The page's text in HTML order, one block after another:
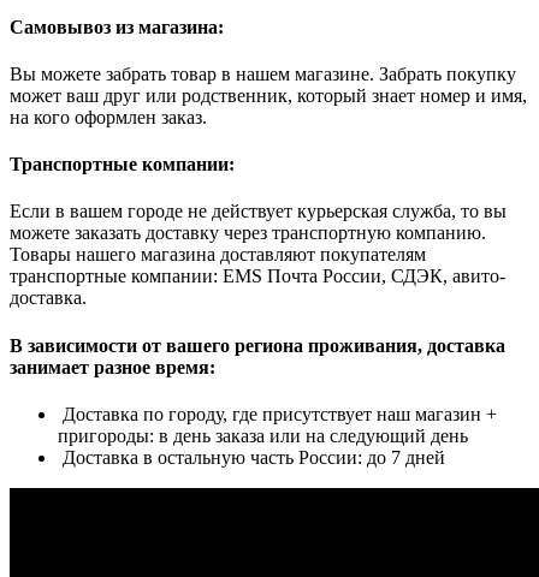
Самовывоз из магазина:
Вы можете забрать товар в нашем магазине. Забрать покупку
может ваш друг или родственник, который знает номер и имя,
на кого оформлен заказ.
Транспортные компании:
Если в вашем городе не действует курьерская служба, то вы
можете заказать доставку через транспортную компанию.
Товары нашего магазина доставляют покупателям
транспортные компании: EMS Почта России, СДЭК, авито-
доставка.
В зависимости от вашего региона проживания, доставка
занимает разное время:
Доставка по городу, где присутствует наш магазин +
пригороды: в день заказа или на следующий день
Доставка в остальную часть России: до 7 дней